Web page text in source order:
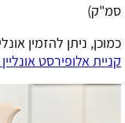
סמ"ק)
כמוכן, ניתן להזמין
קניית אלופירסט